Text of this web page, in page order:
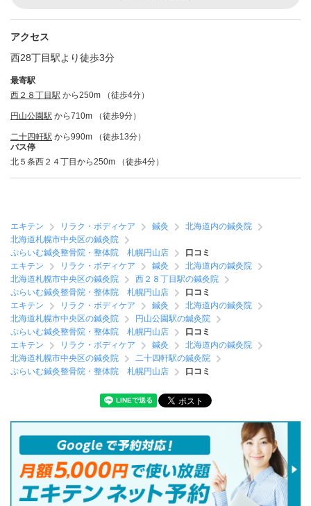
アクセス
西28丁目駅より徒歩3分
最寄駅
西２８丁目駅 から250m （徒歩4分）
円山公園駅 から710m （徒歩9分）
二十四軒駅 から990m （徒歩13分）
バス停
北５条西２４丁目から250m （徒歩4分）
エキテン リラク・ボディケア 鍼灸
北海道内の鍼灸院
北海道札幌市中央区の鍼灸院
ぷらいむ鍼灸整骨院・整体院 札幌円山店
口コミ
エキテン
リラク・ボディケア 鍼灸
北海道内の鍼灸院
北海道札幌市中央区の鍼灸院
西２８丁目駅の鍼灸院
ぷらいむ鍼灸整骨院・整体院 札幌円山店
口コミ
エキテン
リラク・ボディケア 鍼灸
北海道内の鍼灸院
北海道札幌市中央区の鍼灸院
円山公園駅の鍼灸院
ぷらいむ鍼灸整骨院・整体院 札幌円山店
口コミ
エキテン
リラク・ボディケア 鍼灸
北海道内の鍼灸院
北海道札幌市中央区の鍼灸院
二十四軒駅の鍼灸院
ぷらいむ鍼灸整骨院・整体院 札幌円山店
口コミ